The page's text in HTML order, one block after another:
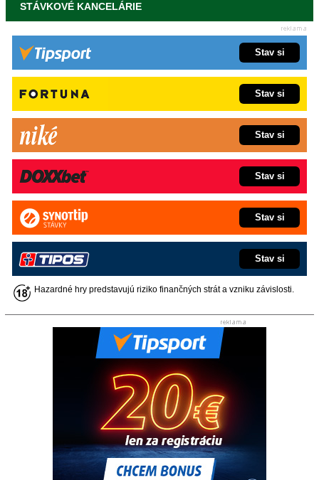
STÁVKOVÉ KANCELÁRIE
Stav si
Stav si
Stav si
Stav si
Stav si
Stav si
Hazardné hry predstavujú riziko finančných strát a vzniku závislosti.